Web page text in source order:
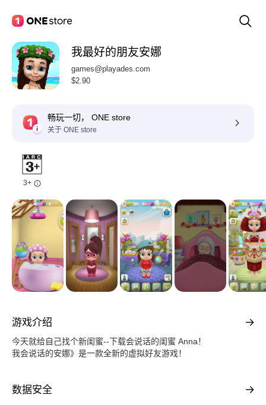
我最好的朋友安娜
games@playades.com
$2.90
畅玩一切， ONE store
关于 ONE store
3+
游戏介绍
今天就给自己找个新闺蜜--下载会说话的闺蜜 Anna！
我会说话的安娜》是一款全新的虚拟好友游戏！
数据安全